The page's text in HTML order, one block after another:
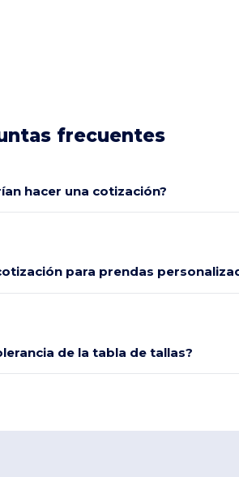
frecuentes
hacer una cotización?
para prendas
de la tabla de tallas?